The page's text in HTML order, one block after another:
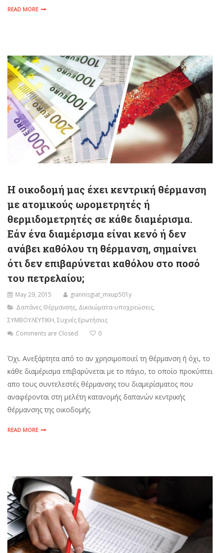
READ MORE
Η οικοδομή μας έχει κεντρική θέρμανση
με ατομικούς ωρομετρητές ή
θερμιδομετρητές σε κάθε διαμέρισμα.
Εάν ένα διαμέρισμα είναι κενό ή δεν
ανάβει καθόλου τη θέρμανση, σημαίνει
ότι δεν επιβαρύνεται καθόλου στο ποσό
του πετρελαίου;
May 29, 2015
giannisgiat_mxup501y
Δαπάνες Θέρμανσης, Δικαιώματα-υποχρεώσεις,
ΣΥΜΒΟΥΛΕΥΤΙΚΗ, Συχνές Ερωτήσεις
Comments are Closed
0
Όχι. Ανεξάρτητα από το αν χρησιμοποιεί τη θέρμανση ή όχι, το
κάθε διαμέρισμα επιβαρύνεται με το πάγιο, το οποίο προκύπτει
απο τους συντελεστές θέρμανσης του διαμερίσματος που
αναφέρονται στη μελέτη κατανομής δαπανών κεντρικής
θέρμανσης της οικοδομής.
READ MORE